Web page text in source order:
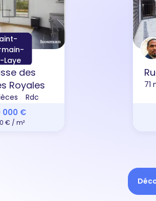
Laye
des
Royales
Rdc
000 €
€ / m²
71